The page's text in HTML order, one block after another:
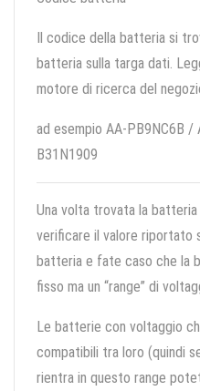
Il codice della batteria si
batteria sulla targa dati.
motore di ricerca del
ad esempio AA-PB9NC6B
B31N1909
Una volta trovata la
verificare il valore riportato
batteria e fate caso che la
fisso ma un “range” di
Le batterie con voltaggio
compatibili tra loro (quindi
rientra in questo range